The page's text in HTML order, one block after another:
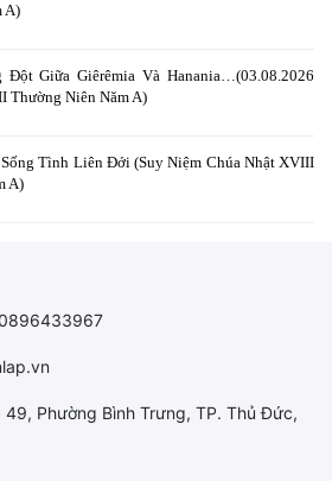
A)
Đột Giữa Giêrêmia Và Hanania…(03.08.2026
Thường Niên Năm A)
Tình Liên Đới (Suy Niệm Chúa Nhật XVIII
A)
49, Phường Bình Trưng, TP. Thủ Đức,